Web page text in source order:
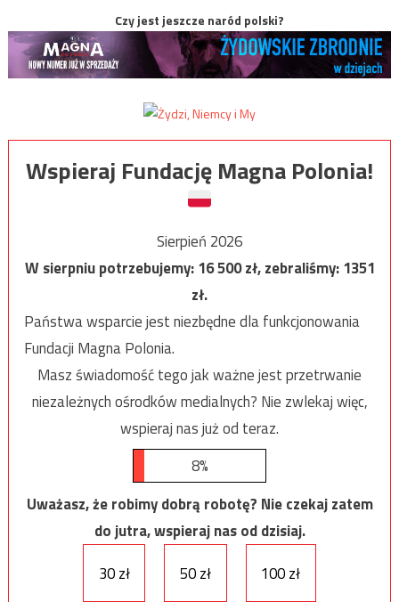
Czy jest jeszcze naród polski?
Wspieraj Fundację Magna Polonia!
Sierpień 2026
W sierpniu potrzebujemy:16 500zł, zebraliśmy:1351
zł.
Państwa wsparcie jest niezbędne dla funkcjonowania
Fundacji Magna Polonia.
Masz świadomość tego jak ważne jest przetrwanie
niezależnych ośrodków medialnych? Nie zwlekaj więc,
wspieraj nas już od teraz.
8%
Uważasz, że robimy dobrą robotę? Nie czekaj zatem
do jutra, wspieraj nas od dzisiaj.
30 zł
50 zł 100 zł